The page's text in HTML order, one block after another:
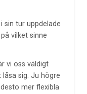
sin tur uppdelade
vilket sinne
vi oss väldigt
sig. Ju högre
mer flexibla